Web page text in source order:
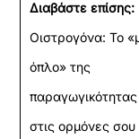
Διαβάστε επίσης:
Οιστρογόνα: Το
όπλο» της
παραγωγικότητας
στις ορμόνες σου